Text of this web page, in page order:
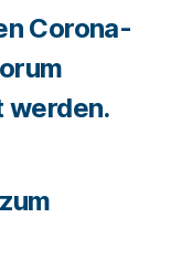
Corona-
werden.